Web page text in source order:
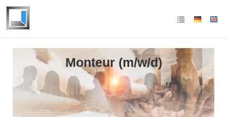
Monteur (m/w/d)